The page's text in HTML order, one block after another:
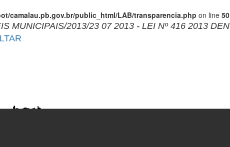
camalau.pb.gov.br/public_html/LAB/transparencia.php on line 50
MUNICIPAIS/2013/23 07 2013 - LEI Nº 416 2013